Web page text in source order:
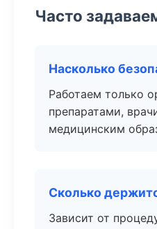
Часто
Насколько
Работаем только
препаратами,
медицинским
Сколько
Зависит от